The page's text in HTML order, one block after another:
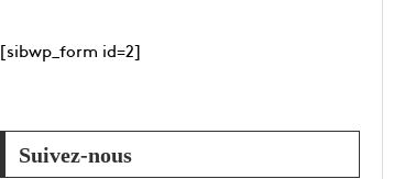
[sibwp_form id=2]
Suivez-nous